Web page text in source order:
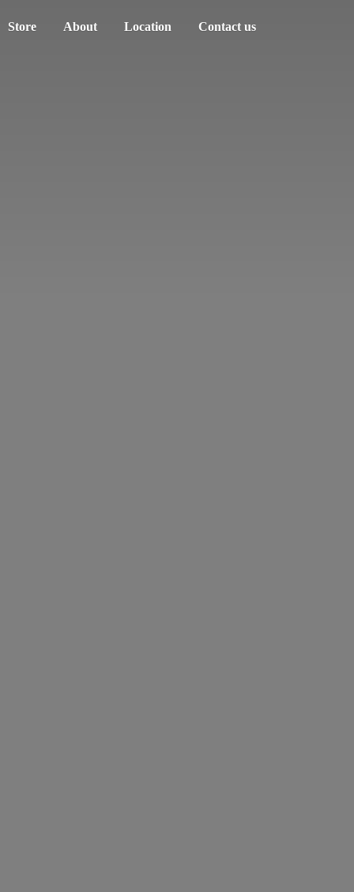
Store About Location Contact us